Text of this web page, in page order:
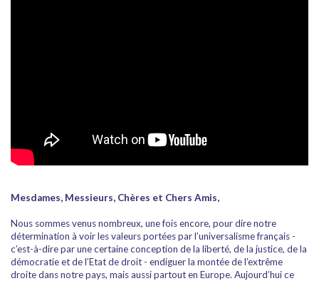
Mesdames, Messieurs, Chères et Chers Amis,
Nous sommes venus nombreux, une fois encore, pour dire notre
détermination à voir les valeurs portées par l’universalisme français -
c’est-à-dire par une certaine conception de la liberté, de la justice, de la
démocratie et de l’Etat de droit - endiguer la montée de l’extrême
droite dans notre pays, mais aussi partout en Europe. Aujourd’hui ce